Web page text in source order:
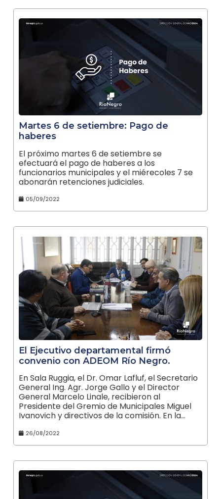
Martes 6 de setiembre: Pago de
haberes
El próximo martes 6 de setiembre se
efectuará el pago de haberes a los
funcionarios municipales y el miérecoles 7 se
abonarán retenciones judiciales.
05/09/2022
El Ejecutivo departamental firmó
convenio con ADEOM Río Negro.
En Sala Ruggia, el Dr. Omar Lafluf, el Secretario
General Ing. Agr. Jorge Gallo y el Director
General Marcelo Linale, recibieron al
Presidente del Gremio de Municipales Miguel
Ivanovich y directivos de la comisión. En la…
26/08/2022